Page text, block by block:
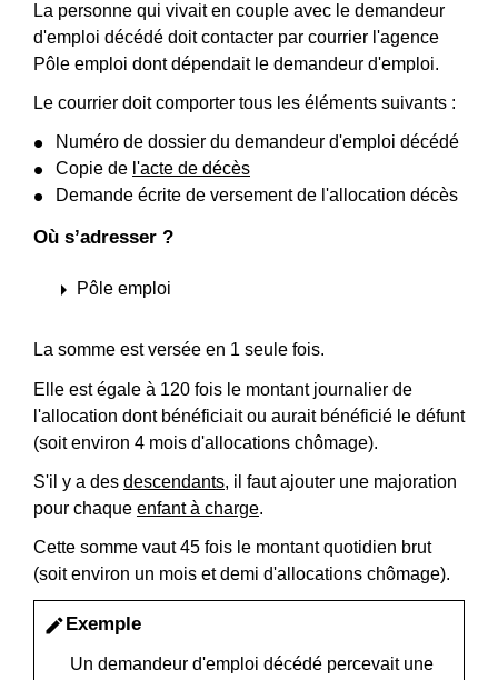
La personne qui vivait en couple avec le demandeur
d'emploi décédé doit contacter par courrier l'agence
Pôle emploi dont dépendait le demandeur d'emploi.
Le courrier doit comporter tous les éléments suivants :
Numéro de dossier du demandeur d'emploi décédé
Copie de l'acte de décès
Demande écrite de versement de l'allocation décès
Où s’adresser ?
arrow_right Pôle emploi
La somme est versée en 1 seule fois.
Elle est égale à 120 fois le montant journalier de
l'allocation dont bénéficiait ou aurait bénéficié le défunt
(soit environ 4 mois d'allocations chômage).
S'il y a des descendants, il faut ajouter une majoration
pour chaque enfant à charge.
Cette somme vaut 45 fois le montant quotidien brut
(soit environ un mois et demi d'allocations chômage).
edit Exemple
Un demandeur d'emploi décédé percevait une